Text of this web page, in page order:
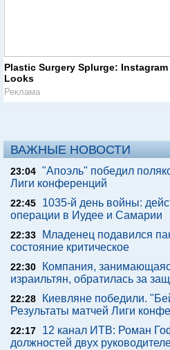
Plastic Surgery Splurge:
Looks
Реклама
ВАЖНЫЕ НОВОСТИ
23:04 "Апоэль" победил
Лиги конференций
22:45
1035-й день войны:
операции в Иудее и Самарии
22:33
Младенец подавился
состояние критическое
22:30
Компания,
израильтян, обратилась за
22:28
Киевляне победили.
Результаты матчей Лиги
22:17
12 канал ИТВ: Роман
должностей двух